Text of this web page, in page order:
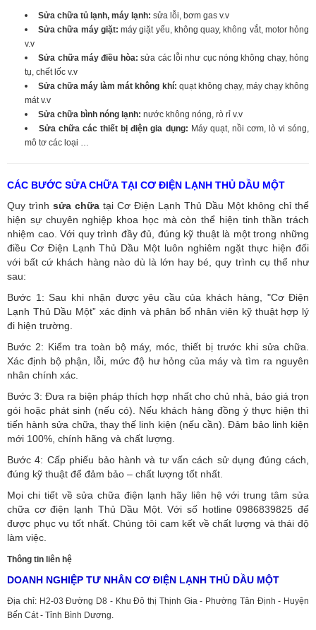
Sửa chữa tủ lạnh, máy lạnh: sửa lỗi, bơm gas v.v
Sửa chữa máy giặt:máy giặt yếu, không quay, không vắt, motor hỏng
v.v
Sửa chữa máy điều hòa: sửa các lỗi như cục nóng không chạy, hỏng
tụ, chết lốc v.v
Sửa chữa máy làm mát không khí: quạt không chạy, máy chạy không
mát v.v
Sửa chữa bình nóng lạnh: nước không nóng, rò rỉ v.v
Sửa chữa các thiết bị điện gia dụng: Máy quạt, nồi cơm, lò vi sóng,
mô tơ các loại …
CÁC BƯỚC SỬA CHỮA TẠI CƠ ĐIỆN LẠNH THỦ DẦU MỘT
Quy trình sửa chữa tại Cơ Điện Lạnh Thủ Dầu Một không chỉ thể
hiện sự chuyên nghiệp khoa học mà còn thể hiện tinh thần trách
nhiệm cao. Với quy trình đầy đủ, đúng kỹ thuật là một trong những
điều Cơ Điện Lạnh Thủ Dầu Một luôn nghiêm ngặt thực hiện đối
với bất cứ khách hàng nào dù là lớn hay bé, quy trình cụ thể như
sau:
Bước 1: Sau khi nhận được yêu cầu của khách hàng, "Cơ Điện
Lạnh Thủ Dầu Một” xác định và phân bổ nhân viên kỹ thuật hợp lý
đi hiện trường.
Bước 2: Kiểm tra toàn bộ máy, móc, thiết bị trước khi sửa chữa.
Xác định bộ phận, lỗi, mức độ hư hỏng của máy và tìm ra nguyên
nhân chính xác.
Bước 3: Đưa ra biện pháp thích hợp nhất cho chủ nhà, báo giá trọn
gói hoặc phát sinh (nếu có). Nếu khách hàng đồng ý thực hiện thì
tiến hành sửa chữa, thay thế linh kiện (nếu cần). Đảm bảo linh kiện
mới 100%, chính hãng và chất lượng.
Bước 4: Cấp phiếu bảo hành và tư vấn cách sử dụng đúng cách,
đúng kỹ thuật để đảm bảo – chất lượng tốt nhất.
Mọi chi tiết về sửa chữa điện lạnh hãy liên hệ với trung tâm sửa
chữa cơ điện lạnh Thủ Dầu Một. Với số hotline 0986839825 để
được phục vụ tốt nhất. Chúng tôi cam kết về chất lượng và thái độ
làm việc.
Thông tin liên hệ
DOANH NGHIỆP TƯ NHÂN CƠ ĐIỆN LẠNH THỦ DẦU MỘT
Địa chỉ: H2-03 Đường D8 - Khu Đô thị Thịnh Gia - Phường Tân Định - Huyện
Bến Cát - Tỉnh Bình Dương.